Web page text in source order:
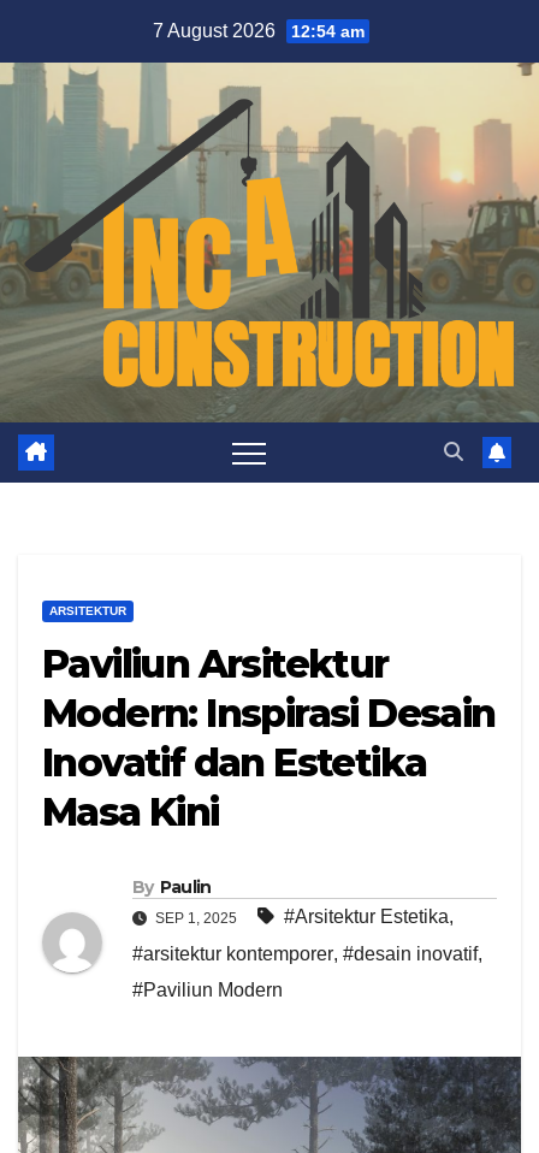
content
7 August 2026 12:54 am
ARSITEKTUR
Paviliun Arsitektur
Modern: Inspirasi Desain
Inovatif dan Estetika
Masa Kini
By Paulin
SEP 1, 2025 #Arsitektur Estetika,
#arsitektur kontemporer, #desain inovatif,
#Paviliun Modern